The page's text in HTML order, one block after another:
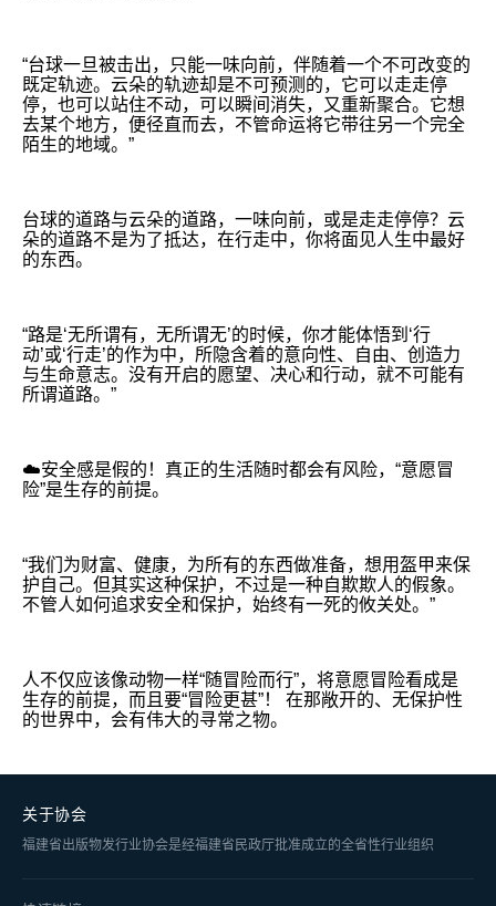
“台球一旦被击出，只能一味向前，伴随着一个不可改变的
既定轨迹。云朵的轨迹却是不可预测的，它可以走走停
停，也可以站住不动，可以瞬间消失，又重新聚合。它想
去某个地方，便径直而去，不管命运将它带往另一个完全
陌生的地域。”
台球的道路与云朵的道路，一味向前，或是走走停停？云
朵的道路不是为了抵达，在行走中，你将面见人生中最好
的东西。
“路是‘无所谓有，无所谓无’的时候，你才能体悟到‘行
动’或‘行走’的作为中，所隐含着的意向性、自由、创造力
与生命意志。没有开启的愿望、决心和行动，就不可能有
所谓道路。”
☁️安全感是假的！真正的生活随时都会有风险，“意愿冒
险”是生存的前提。
“我们为财富、健康，为所有的东西做准备，想用盔甲来保
护自己。但其实这种保护，不过是一种自欺欺人的假象。
不管人如何追求安全和保护，始终有一死的攸关处。”
人不仅应该像动物一样“随冒险而行”，将意愿冒险看成是
生存的前提，而且要“冒险更甚”！ 在那敞开的、无保护性
的世界中，会有伟大的寻常之物。
关于协会
福建省出版物发行业协会是经福建省民政厅批准成立的全省性行业组织